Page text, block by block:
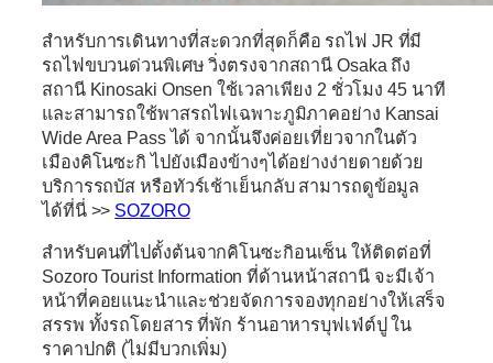
สำหรับการเดินทางที่สะดวกที่สุดก็คือ รถไฟ JR ที่มี
รถไฟขบวนด่วนพิเศษ วิ่งตรงจากสถานี Osaka ถึง
สถานี Kinosaki Onsen ใช้เวลาเพียง 2 ชั่วโมง 45 นาที
และสามารถใช้พาสรถไฟเฉพาะภูมิภาคอย่าง Kansai
Wide Area Pass ได้ จากนั้นจึงค่อยเที่ยวจากในตัว
เมืองคิโนซะกิ ไปยังเมืองข้างๆได้อย่างง่ายดายด้วย
บริการรถบัส หรือทัวร์เช้าเย็นกลับ สามารถดูข้อมูล
ได้ที่นี่ >> SOZORO
สำหรับคนที่ไปตั้งต้นจากคิโนซะกิอนเซ็น ให้ติดต่อที่
Sozoro Tourist Information ที่ด้านหน้าสถานี จะมีเจ้า
หน้าที่คอยแนะนำและช่วยจัดการจองทุกอย่างให้เสร็จ
สรรพ ทั้งรถโดยสาร ที่พัก ร้านอาหารบุฟเฟ่ต์ปู ใน
ราคาปกติ (ไม่มีบวกเพิ่ม)